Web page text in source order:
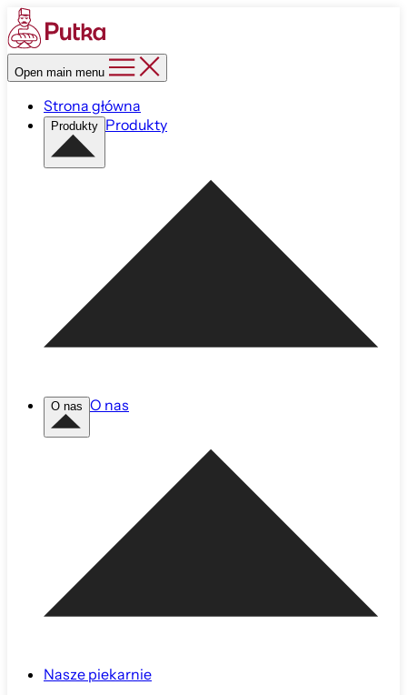
Open main menu
Strona główna
Produkty Produkty
O nas O nas
Nasze piekarnie